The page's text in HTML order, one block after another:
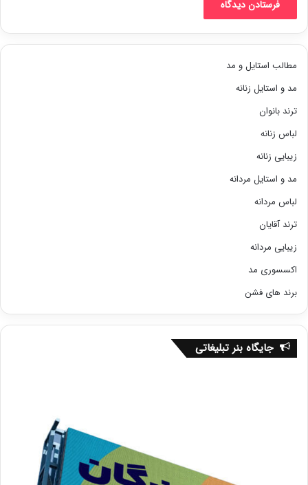
مطالب استایل و مد
مد و استایل زنانه
ترند بانوان
لباس زنانه
زیبایی زنانه
مد و استایل مردانه
لباس مردانه
ترند آقایان
زیبایی مردانه
اکسسوری مد
برند های فشن
جایگاه بنر تبلیغاتی